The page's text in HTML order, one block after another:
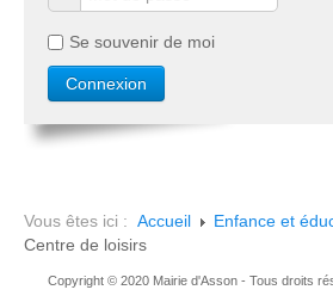
Se souvenir de moi
Vous êtes ici : Accueil
Enfance et
Centre de loisirs
Copyright © 2020 Mairie d'Asson - Tous droits